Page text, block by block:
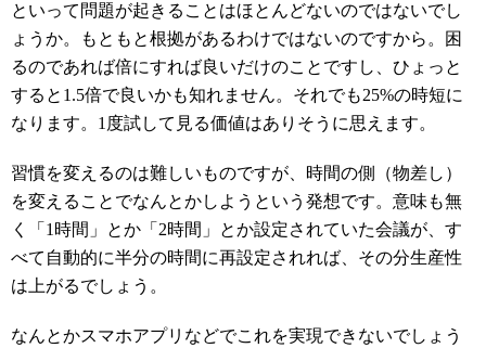
といって問題が起きることはほとんどないのではないでし
ょうか。もともと根拠があるわけではないのですから。困
るのであれば倍にすれば良いだけのことですし、ひょっと
すると1.5倍で良いかも知れません。それでも25%の時短に
なります。1度試して見る価値はありそうに思えます。
習慣を変えるのは難しいものですが、時間の側（物差し）
を変えることでなんとかしようという発想です。意味も無
く「1時間」とか「2時間」とか設定されていた会議が、す
べて自動的に半分の時間に再設定されれば、その分生産性
は上がるでしょう。
なんとかスマホアプリなどでこれを実現できないでしょう